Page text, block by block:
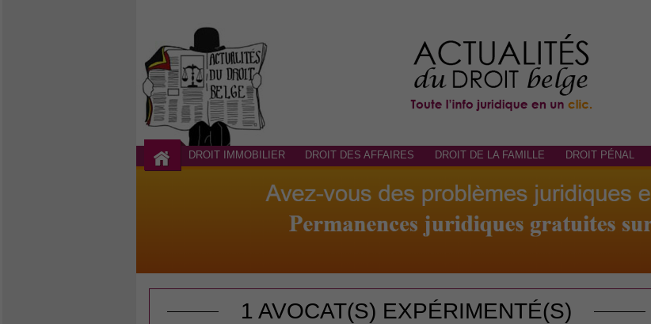
DROIT IMMOBILIER DROIT DES AFFAIRES DROIT DE LA FAMILLE DROIT PÉNAL
1 AVOCAT(S) EXPÉRIMENTÉ(S)